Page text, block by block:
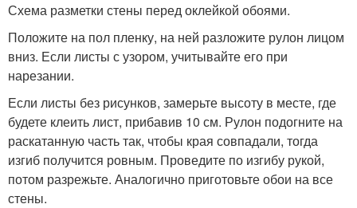
Схема разметки стены перед оклейкой обоями.
Положите на пол пленку, на ней разложите рулон лицом
вниз. Если листы с узором, учитывайте его при
нарезании.
Если листы без рисунков, замерьте высоту в месте, где
будете клеить лист, прибавив 10 см. Рулон подогните на
раскатанную часть так, чтобы края совпадали, тогда
изгиб получится ровным. Проведите по изгибу рукой,
потом разрежьте. Аналогично приготовьте обои на все
стены.